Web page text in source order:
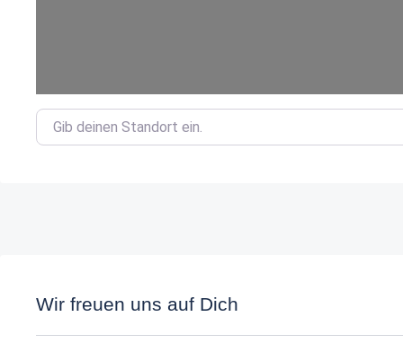
Gib deinen Standort ein.
Wir freuen uns auf Dich